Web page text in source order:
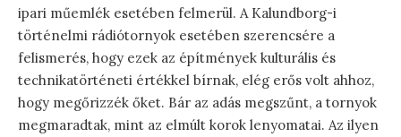
ipari műemlék esetében felmerül. A Kalundborg-i
történelmi rádiótornyok esetében szerencsére a
felismerés, hogy ezek az építmények kulturális és
technikatörténeti értékkel bírnak, elég erős volt ahhoz,
hogy megőrizzék őket. Bár az adás megszűnt, a tornyok
megmaradtak, mint az elmúlt korok lenyomatai. Az ilyen